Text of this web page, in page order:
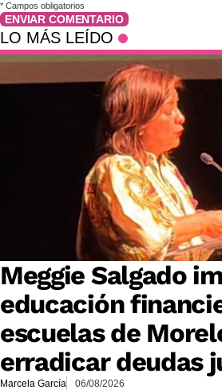
* Campos obligatorios
ENVIAR COMENTARIO
LO MÁS LEÍDO
Meggie Salgado
educación
escuelas de
erradicar deudas
Marcela García 06/08/2026